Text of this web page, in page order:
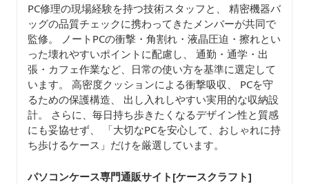
PC修理の現場経験を持つ技術スタッフと、 精密機器バ
ッグの品質チェックに携わってきたメンバーが共同で
監修。 ノートPCの衝撃・角割れ・液晶圧迫・擦れとい
った壊れやすいポイントに配慮し、 通勤・通学・出
張・カフェ作業など、日常の使い方を基準に選定して
います。 高密度クッションによる衝撃吸収、 PCを守
るための保護構造、 出し入れしやすい実用的な収納設
計。 さらに、毎日持ち歩きたくなるデザイン性と質感
にも妥協せず、 「大切なPCを安心して、おしゃれに持
ち歩けるケース」だけを厳選しています。
パソコンケース専門通販サイト[ケースクラフト]